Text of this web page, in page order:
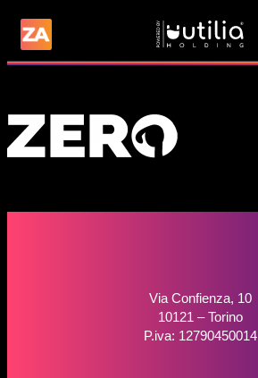
Via Confienza, 10
10121 – Torino
P.iva: 12790450014